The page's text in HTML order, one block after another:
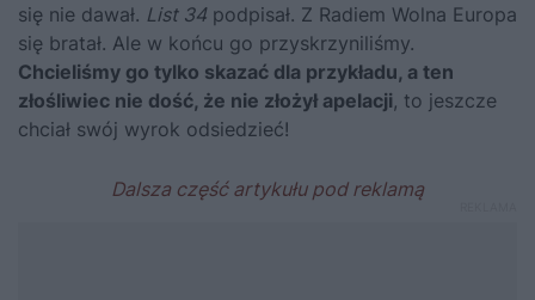
się nie dawał. List 34 podpisał. Z Radiem Wolna Europa
się bratał. Ale w końcu go przyskrzyniliśmy.
Chcieliśmy go tylko skazać dla przykładu, a ten
złośliwiec nie dość, że nie złożył apelacji, to jeszcze
chciał swój wyrok odsiedzieć!